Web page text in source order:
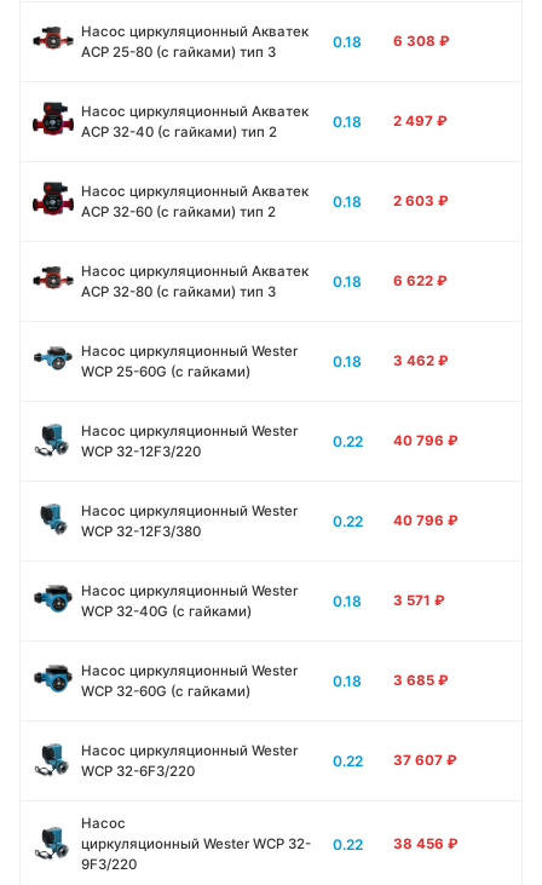
Насос циркуляционный Акватек
ACP 25-80 (с гайками) тип 3
0.18 6 308 ₽
Насос циркуляционный Акватек
ACP 32-40 (с гайками) тип 2
0.18 2 497 ₽
Насос циркуляционный Акватек
ACP 32-60 (с гайками) тип 2
0.18 2 603 ₽
Насос циркуляционный Акватек
ACP 32-80 (с гайками) тип 3
0.18 6 622 ₽
Насос циркуляционный Wester
WCP 25-60G (с гайками)
0.18 3 462 ₽
Насос циркуляционный Wester
WCP 32-12F3/220
0.22 40 796 ₽
Насос циркуляционный Wester
WCP 32-12F3/380
0.22 40 796 ₽
Насос циркуляционный Wester
WCP 32-40G (с гайками)
0.18 3 571 ₽
Насос циркуляционный Wester
WCP 32-60G (с гайками)
0.18 3 685 ₽
Насос циркуляционный Wester
WCP 32-6F3/220
0.22 37 607 ₽
Насос
циркуляционный Wester WCP 32-
9F3/220
0.22 38 456 ₽